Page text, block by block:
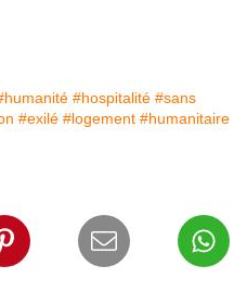
#hospitalité #sans
#exilé #logement #humanitaire